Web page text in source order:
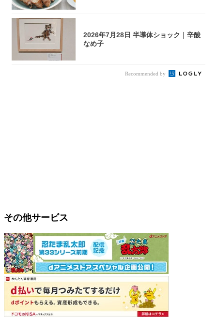
2026年7月28日 半導体ショック｜辛酸
なめ子
Recommended by
その他サービス